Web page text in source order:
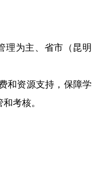
管理为主、省市（昆明
资源支持，保障学
核。